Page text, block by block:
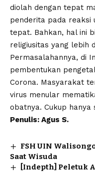
diolah dengan tepat
penderita pada reaksi
tepat. Bahkan, hal ini
religiusitas yang lebih
Permasalahannya, di
pembentukan
Corona. Masyarakat
virus menular
obatnya. Cukup hanya
Penulis: Agus S.
FSH UIN
Saat Wisuda
[Indepth] Peletuk